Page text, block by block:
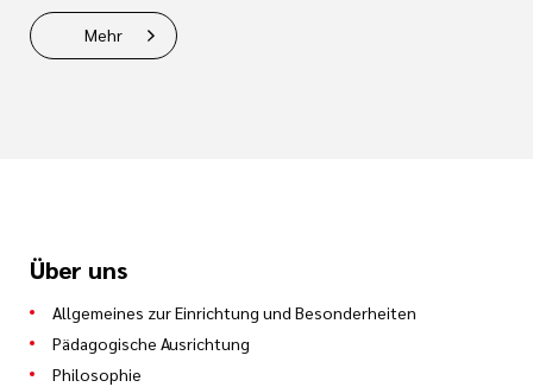
Mehr
Über uns
Allgemeines zur Einrichtung und Besonderheiten
Pädagogische Ausrichtung
Philosophie